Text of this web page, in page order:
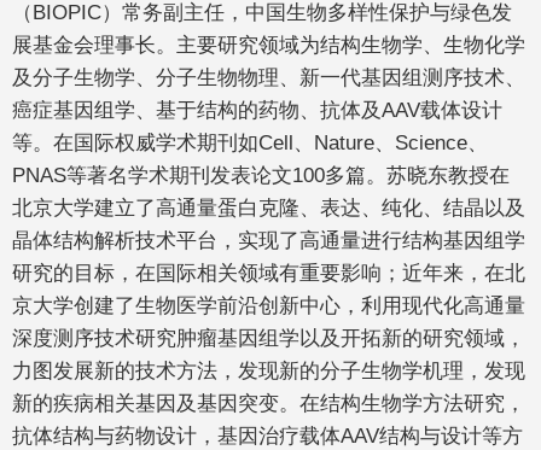
（BIOPIC）常务副主任，中国生物多样性保护与绿色发
展基金会理事长。主要研究领域为结构生物学、生物化学
及分子生物学、分子生物物理、新一代基因组测序技术、
癌症基因组学、基于结构的药物、抗体及AAV载体设计
等。在国际权威学术期刊如Cell、Nature、Science、
PNAS等著名学术期刊发表论文100多篇。苏晓东教授在
北京大学建立了高通量蛋白克隆、表达、纯化、结晶以及
晶体结构解析技术平台，实现了高通量进行结构基因组学
研究的目标，在国际相关领域有重要影响；近年来，在北
京大学创建了生物医学前沿创新中心，利用现代化高通量
深度测序技术研究肿瘤基因组学以及开拓新的研究领域，
力图发展新的技术方法，发现新的分子生物学机理，发现
新的疾病相关基因及基因突变。在结构生物学方法研究，
抗体结构与药物设计，基因治疗载体AAV结构与设计等方